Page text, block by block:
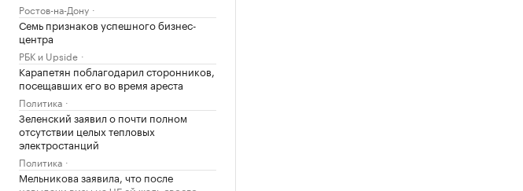
Ростов-на-Дону
Семь признаков успешного бизнес-
центра
РБК и Upside
Карапетян поблагодарил сторонников,
посещавших его во время ареста
Политика
Зеленский заявил о почти полном
отсутствии целых тепловых
электростанций
Политика
Мельникова заявила, что после